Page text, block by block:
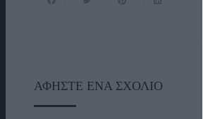
ΑΦΉΣΤΕ ΈΝΑ ΣΧΌΛΙΟ